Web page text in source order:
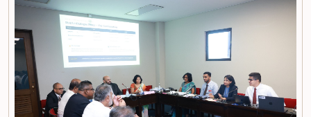
වසරවල පාර්ලිමේන්තු තේරීම් කාරක සභා වාර්තා මෙන්ම පුද්ගලයන් හා
සංවිධාන විසින් ඉදිරිපත් කර ඇති යෝජනා 31ක් පදනම් කර ගනිමින් මැතිවරණ
ප්‍රතිසංස්කරණ සම්බන්ධයෙන් දීර්ඝ ලෙස සාකච්ඡා කෙරිණි.සාකච්ඡාවේදී පළාත්
පාලන මැතිවරණ ක්‍රමය සඳහා මිශ්‍ර මැතිවරණ ක්‍රමයක් හඳුන්වා දීම, සුළු පක්ෂ
හා සුළුතර කණ්ඩායම්වල නියෝජනය තහවුරු කිරීම, කාන්තා නියෝජනය
වැඩිදියුණු කිරීම, විද්‍යුත් ඡන්ද ක්‍රමවේදයක් හඳුන්වා දීම සහ කල්තියා ඡන්දය
ප්‍රකාශ කිරීමේ පහසුකම් සැලසීම ඇතුළු යෝජනා පිළිබඳව අවධානය යොමු
විය. එමෙන්ම විදේශගත ශ්‍රී ලාංකිකයන්ට ඡන්ද අයිතිය ලබාදීම සම්බන්ධයෙන්
වන යෝජනා පිළිබඳව ද සලකා බැලුණු අතර, ඒ සඳහා අවශ්‍ය නීතිමය හා